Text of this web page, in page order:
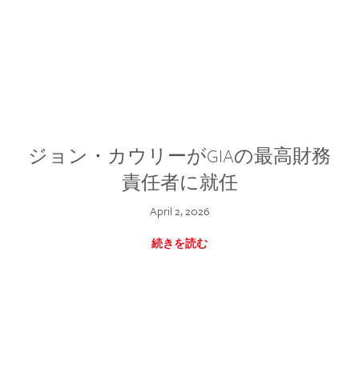
ジョン・カウリーがGIAの最高財務
責任者に就任
April 2, 2026
続きを読む